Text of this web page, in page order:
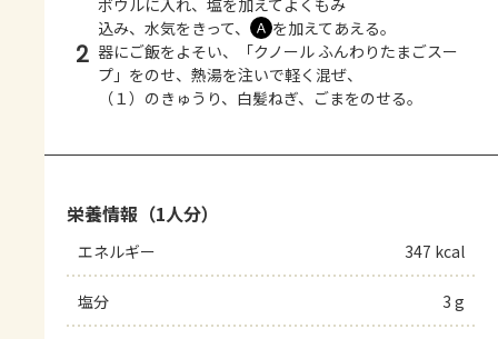
ボウルに入れ、塩を加えてよくもみ
込み、水気をきって、
Ａ を加えてあえる。
2 器にご飯をよそい、「クノール ふんわりたまごスー
プ」をのせ、熱湯を注いで軽く混ぜ、
（１）のきゅうり、白髪ねぎ、ごまをのせる。
栄養情報（1人分）
エネルギー 347 kcal
塩分 3 g